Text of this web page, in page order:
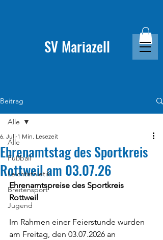
SV Mariazell
Beitrag
Alle
Fußball
Leichtathletik
Breitensport
Jugend
Alle
Ehrenamtstag des Sportkreis
Rottweil am 03.07.26
6. Juli 1 Min. Lesezeit
Ehrenamtspreise des Sportkreis
Rottweil
Im Rahmen einer Feierstunde wurden
am Freitag, den 03.07.2026 an